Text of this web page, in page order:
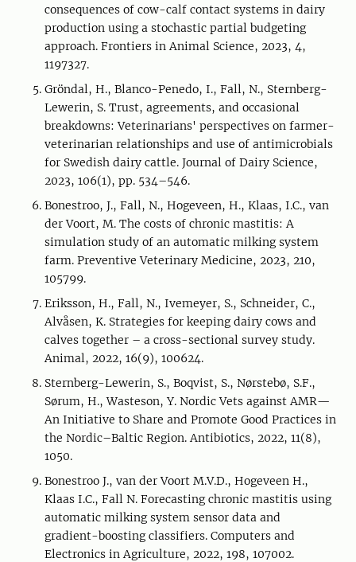
consequences of cow-calf contact systems in dairy
production using a stochastic partial budgeting
approach. Frontiers in Animal Science, 2023, 4,
1197327.
Gröndal, H., Blanco-Penedo, I., Fall, N., Sternberg-
Lewerin, S. Trust, agreements, and occasional
breakdowns: Veterinarians' perspectives on farmer-
veterinarian relationships and use of antimicrobials
for Swedish dairy cattle. Journal of Dairy Science,
2023, 106(1), pp. 534–546.
Bonestroo, J., Fall, N., Hogeveen, H., Klaas, I.C., van
der Voort, M. The costs of chronic mastitis: A
simulation study of an automatic milking system
farm. Preventive Veterinary Medicine, 2023, 210,
105799.
Eriksson, H., Fall, N., Ivemeyer, S., Schneider, C.,
Alvåsen, K. Strategies for keeping dairy cows and
calves together – a cross-sectional survey study.
Animal, 2022, 16(9), 100624.
Sternberg-Lewerin, S., Boqvist, S., Nørstebø, S.F.,
Sørum, H., Wasteson, Y. Nordic Vets against AMR—
An Initiative to Share and Promote Good Practices in
the Nordic–Baltic Region. Antibiotics, 2022, 11(8),
1050.
Bonestroo J., van der Voort M.V.D., Hogeveen H.,
Klaas I.C., Fall N. Forecasting chronic mastitis using
automatic milking system sensor data and
gradient-boosting classifiers. Computers and
Electronics in Agriculture, 2022, 198, 107002.